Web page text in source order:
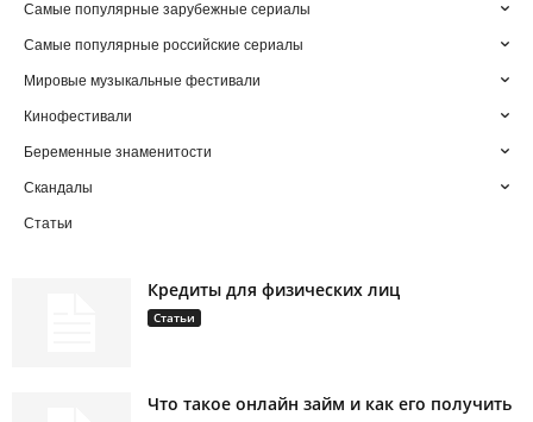
Самые популярные зарубежные сериалы
Самые популярные российские сериалы
Мировые музыкальные фестивали
Кинофестивали
Беременные знаменитости
Скандалы
Статьи
Кредиты для физических лиц
Статьи
Что такое онлайн займ и как его получить